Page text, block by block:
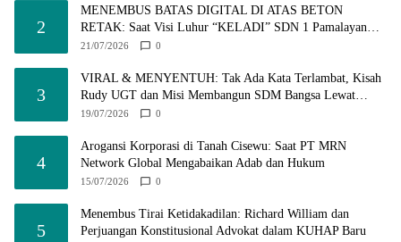
2
MENEMBUS BATAS DIGITAL DI ATAS BETON
RETAK: Saat Visi Luhur “KELADI” SDN 1 Pamalayan
Dihantam Dugaan Pembangunan Asal-Asalan​!
21/07/2026 0
3
VIRAL & MENYENTUH: Tak Ada Kata Terlambat, Kisah
Rudy UGT dan Misi Membangun SDM Bangsa Lewat
Kuliah Jarak Jauh
19/07/2026 0
4
Arogansi Korporasi di Tanah Cisewu: Saat PT MRN
Network Global Mengabaikan Adab dan Hukum
15/07/2026 0
5
Menembus Tirai Ketidakadilan: Richard William dan
Perjuangan Konstitusional Advokat dalam KUHAP Baru